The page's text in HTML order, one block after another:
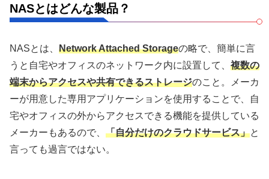
NASとはどんな製品？
NASとは、 Network Attached Storageの略で、簡単に言
うと自宅やオフィスのネットワーク内に設置して、 複数の
端末からアクセスや共有できるストレージのこと。メーカ
ーが用意した専用アプリケーションを使用することで、自
宅やオフィスの外からアクセスできる機能を提供している
メーカーもあるので、 「自分だけのクラウドサービス」と
言っても過言ではない。